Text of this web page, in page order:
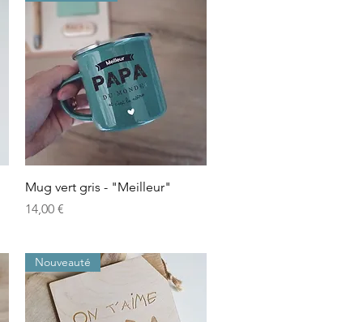
Aperçu rapide
Mug vert gris - "Meilleur"
Prix
14,00 €
Nouveauté